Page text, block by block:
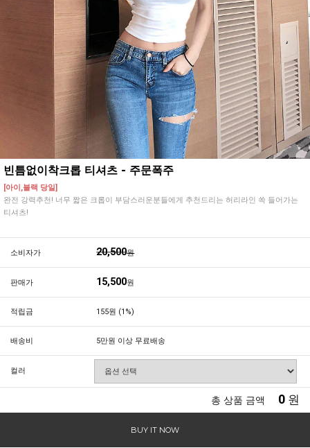
빈틈없이착크롭 티셔츠 - 주문폭주
[아이,블랙 당일]
완전 강력추천! 너무 짧은 크롭이 부담스러운분들에게 추천드리는 허리라인 쏙 들어가는
티셔츠!
소비자가 20,500원
판매가 15,500원
적립금 155원 (1%)
배송비 5만원 이상 무료배송
컬러
총 상품 금액 0 원
BUY IT NOW